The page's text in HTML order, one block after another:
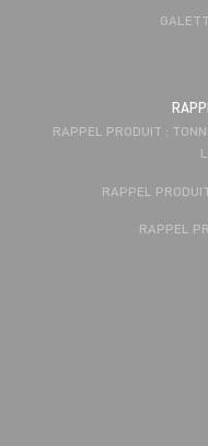
RAPPEL PRODUIT :
RAPPEL
RAPPEL